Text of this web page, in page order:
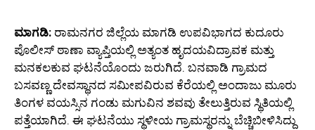
ಮಾಗಡಿ: ರಾಮನಗರ ಜಿಲ್ಲೆಯ ಮಾಗಡಿ ಉಪವಿಭಾಗದ ಕುದೂರು
ಪೊಲೀಸ್ ಠಾಣಾ ವ್ಯಾಪ್ತಿಯಲ್ಲಿ ಅತ್ಯಂತ ಹೃದಯವಿದ್ರಾವಕ ಮತ್ತು
ಮನಕಲಕುವ ಘಟನೆಯೊಂದು ಜರುಗಿದೆ. ಬನವಾಡಿ ಗ್ರಾಮದ
ಬಸವಣ್ಣ ದೇವಸ್ಥಾನದ ಸಮೀಪವಿರುವ ಕೆರೆಯಲ್ಲಿ ಅಂದಾಜು ಮೂರು
ತಿಂಗಳ ವಯಸ್ಸಿನ ಗಂಡು ಮಗುವಿನ ಶವವು ತೇಲುತ್ತಿರುವ ಸ್ಥಿತಿಯಲ್ಲಿ
ಪತ್ತೆಯಾಗಿದೆ. ಈ ಘಟನೆಯು ಸ್ಥಳೀಯ ಗ್ರಾಮಸ್ಥರನ್ನು ಬೆಚ್ಚಿಬೀಳಿಸಿದ್ದು